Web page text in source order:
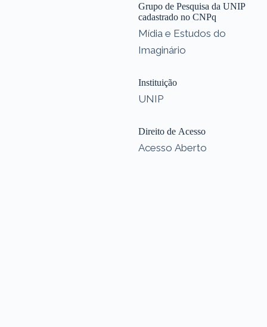
Grupo de Pesquisa da UNIP
cadastrado no CNPq
Mídia e Estudos do
Imaginário
Instituição
UNIP
Direito de Acesso
Acesso Aberto